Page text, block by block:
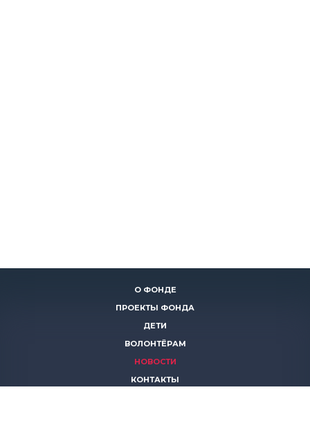
О ФОНДЕ
ПРОЕКТЫ ФОНДА
ДЕТИ
ВОЛОНТЁРАМ
НОВОСТИ
КОНТАКТЫ